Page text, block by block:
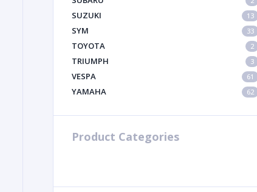
SUZUKI 13
SYM 33
TOYOTA 2
TRIUMPH 3
VESPA 61
YAMAHA 62
Product Categories